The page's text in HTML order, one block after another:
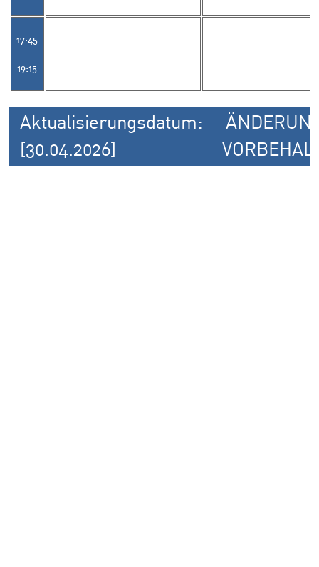
17:45
-
19:15
Aktualisierungsdatum:
[30.04.2026]